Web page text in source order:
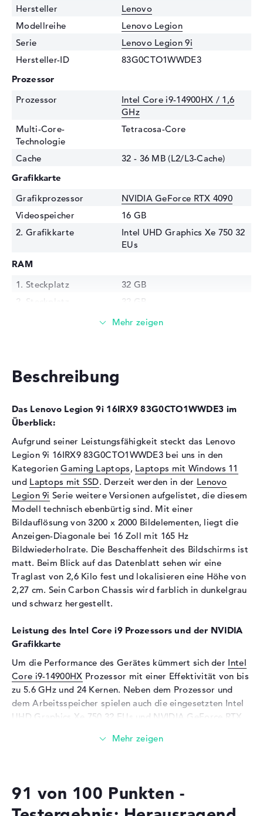
Hersteller
Lenovo
Modellreihe
Lenovo Legion
Serie
Lenovo Legion 9i
Hersteller-ID
83G0CTO1WWDE3
Prozessor
Prozessor
Intel Core i9-14900HX / 1,6
GHz
Multi-Core-
Technologie
Tetracosa-Core
Cache
32 - 36 MB (L2/L3-Cache)
Grafikkarte
Grafikprozessor
NVIDIA GeForce RTX 4090
Videospeicher
16 GB
2. Grafikkarte
Intel UHD Graphics Xe 750 32
EUs
RAM
1. Steckplatz
32 GB
2. Steckplatz
32 GB
64 GB
Festplatte
Optische Speicher
Display
Display-Typ
16" TFT
Max. Auflösung
3200 x 2000
Bildwiederholrate
165 Hz
Besonderheiten
Display, matt, NVIDIA G-
SYNC, HDR, Dolby Vision,
Mini LED, sRGB
Kartenleser
Unterstützte Flash-
Speicherkarten
SD Memory Card
Soundkarte
Webcam
Sensorauflösung
2 MP
Eingabegeräte
Tastatur
Netzwerkkarte
Killer E3100 2,5 Gigabit
Ethernet (10/100/1000/2500)
Beschreibung
Das Lenovo Legion 9i 16IRX9 83G0CTO1WWDE3 im
Überblick:
Aufgrund seiner Leistungsfähigkeit steckt das Lenovo
Legion 9i 16IRX9 83G0CTO1WWDE3 bei uns in den
KategorienGaming Laptops, Laptops mit Windows 11
und Laptops mit SSD. Derzeit werden in der Lenovo
Legion 9i Serie weitere Versionen aufgelistet, die diesem
Modell technisch ebenbürtig sind. Mit einer
Bildauflösung von 3200 x 2000 Bildelementen, liegt die
Anzeigen-Diagonale bei 16 Zoll mit 165 Hz
Bildwiederholrate. Die Beschaffenheit des Bildschirms ist
matt. Beim Blick auf das Datenblatt sehen wir eine
Traglast von 2,6 Kilo fest und lokalisieren eine Höhe von
2,27 cm. Sein Carbon Chassis wird farblich in dunkelgrau
und schwarz hergestellt.
Leistung des Intel Core i9 Prozessors und der NVIDIA
Grafikkarte
Um die Performance des Gerätes kümmert sich der Intel
Core i9-14900HX Prozessor mit einer Effektivität von bis
zu 5.6 GHz und 24 Kernen. Neben dem Prozessor und
dem Arbeitsspeicher spielen auch die eingesetzten Intel
UHD Graphics Xe 750 32 EUs und NVIDIA GeForce RTX
91 von 100 Punkten -